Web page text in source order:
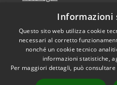
Dichiarazione di accessibilità
Accessibilità
Informazioni
Questo sito web utilizza cookie
necessari al corretto
nonché un cookie tecnico
informazioni statistiche,
Per maggiori dettagli, può